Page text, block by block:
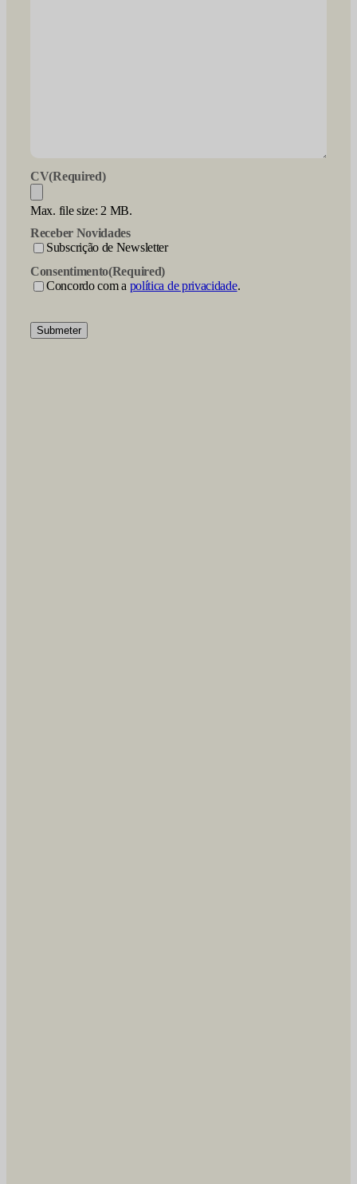
CV(Required)
Max. file size: 2 MB.
Receber Novidades
Subscrição de Newsletter
Consentimento(Required)
Concordo com a política de privacidade.
Submeter